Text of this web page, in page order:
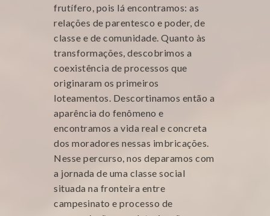
frutífero, pois lá encontramos: as
relações de parentesco e poder, de
classe e de comunidade. Quanto às
transformações, descobrimos a
coexistência de processos que
originaram os primeiros
loteamentos. Descortinamos então a
aparência do fenômeno e
encontramos a vida real e concreta
dos moradores nessas imbricações.
Nesse percurso, nos deparamos com
a jornada de uma classe social
situada na fronteira entre
campesinato e processo de